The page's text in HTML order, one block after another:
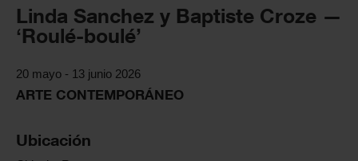
Linda Sanchez y Baptiste Croze —
‘Roulé-boulé’
20 mayo - 13 junio 2026
ARTE CONTEMPORÁNEO
Ubicación